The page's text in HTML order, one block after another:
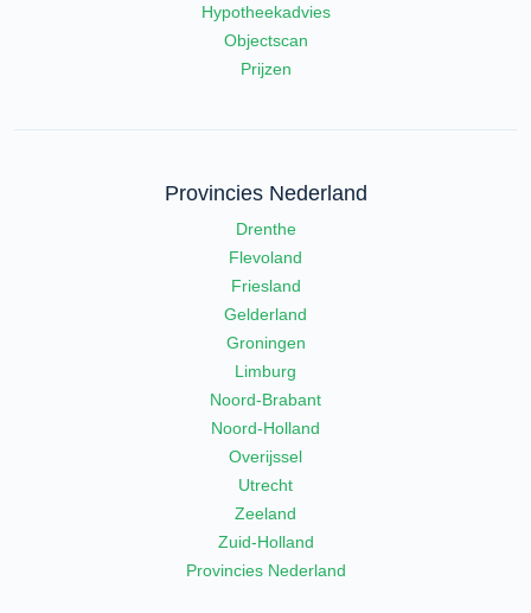
Hypotheekadvies
Objectscan
Prijzen
Provincies Nederland
Drenthe
Flevoland
Friesland
Gelderland
Groningen
Limburg
Noord-Brabant
Noord-Holland
Overijssel
Utrecht
Zeeland
Zuid-Holland
Provincies Nederland